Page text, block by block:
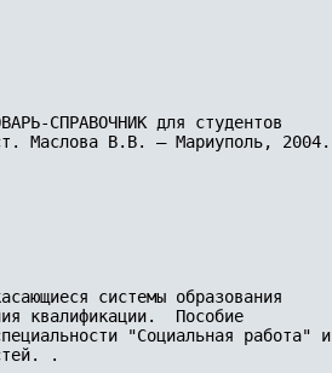
СПРАВОЧНИК для студентов
Маслова В.В. – Мариуполь, 2004.
системы образования
квалификации.  Пособие
"Социальная работа" и
.